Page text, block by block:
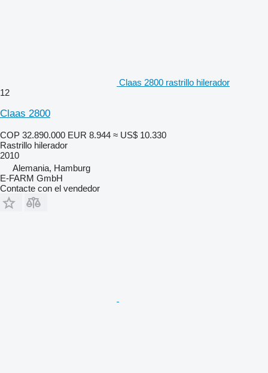
Claas 2800 rastrillo hilerador
12
Claas 2800
COP 32.890.000 EUR 8.944 ≈ US$ 10.330
Rastrillo hilerador
2010
Alemania, Hamburg
E-FARM GmbH
Contacte con el vendedor